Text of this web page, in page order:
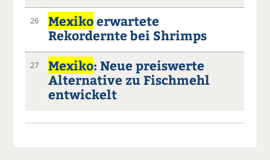
26 Mexikoerwartete
Rekordernte bei Shrimps
27 Mexiko: Neue preiswerte
Alternative zu Fischmehl
entwickelt